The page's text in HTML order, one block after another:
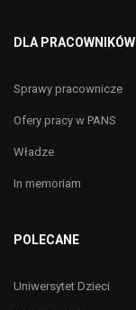
DLA PRACOWNIKÓW
Sprawy pracownicze
Ofery pracy w PANS
Władze
In memoriam
POLECANE
Uniwersytet Dzieci